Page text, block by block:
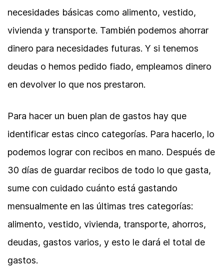
necesidades básicas como alimento, vestido,
vivienda y transporte. También podemos ahorrar
dinero para necesidades futuras. Y si tenemos
deudas o hemos pedido fiado, empleamos dinero
en devolver lo que nos prestaron.
Para hacer un buen plan de gastos hay que
identificar estas cinco categorías. Para hacerlo, lo
podemos lograr con recibos en mano. Después de
30 días de guardar recibos de todo lo que gasta,
sume con cuidado cuánto está gastando
mensualmente en las últimas tres categorías:
alimento, vestido, vivienda, transporte, ahorros,
deudas, gastos varios, y esto le dará el total de
gastos.